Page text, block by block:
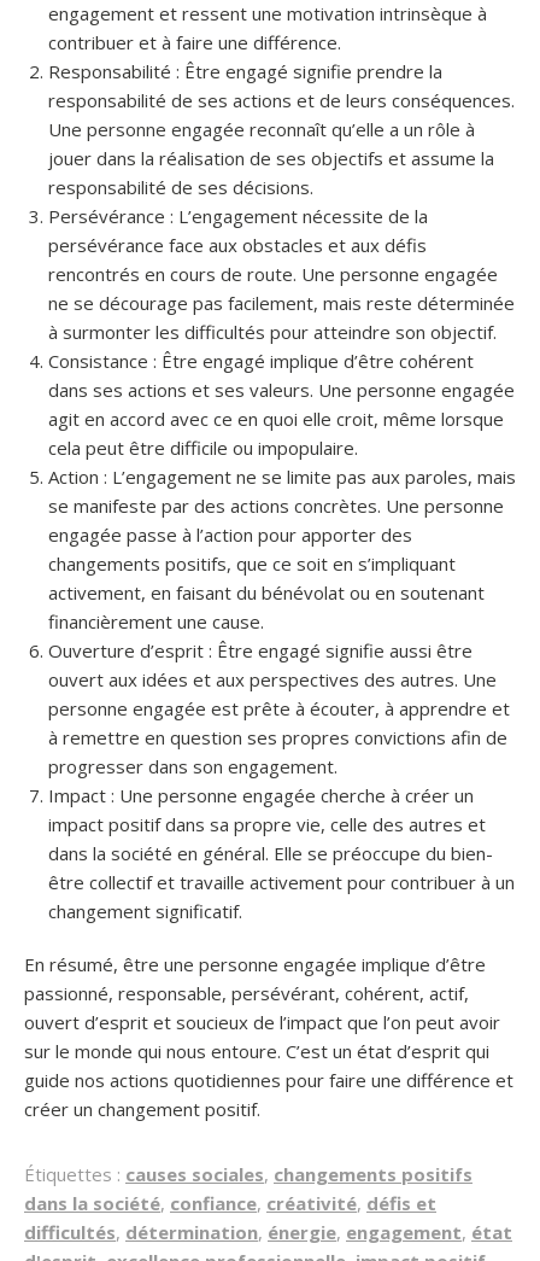
engagement et ressent une motivation intrinsèque à
contribuer et à faire une différence.
Responsabilité : Être engagé signifie prendre la
responsabilité de ses actions et de leurs conséquences.
Une personne engagée reconnaît qu’elle a un rôle à
jouer dans la réalisation de ses objectifs et assume la
responsabilité de ses décisions.
Persévérance : L’engagement nécessite de la
persévérance face aux obstacles et aux défis
rencontrés en cours de route. Une personne engagée
ne se décourage pas facilement, mais reste déterminée
à surmonter les difficultés pour atteindre son objectif.
Consistance : Être engagé implique d’être cohérent
dans ses actions et ses valeurs. Une personne engagée
agit en accord avec ce en quoi elle croit, même lorsque
cela peut être difficile ou impopulaire.
Action : L’engagement ne se limite pas aux paroles, mais
se manifeste par des actions concrètes. Une personne
engagée passe à l’action pour apporter des
changements positifs, que ce soit en s’impliquant
activement, en faisant du bénévolat ou en soutenant
financièrement une cause.
Ouverture d’esprit : Être engagé signifie aussi être
ouvert aux idées et aux perspectives des autres. Une
personne engagée est prête à écouter, à apprendre et
à remettre en question ses propres convictions afin de
progresser dans son engagement.
Impact : Une personne engagée cherche à créer un
impact positif dans sa propre vie, celle des autres et
dans la société en général. Elle se préoccupe du bien-
être collectif et travaille activement pour contribuer à un
changement significatif.
En résumé, être une personne engagée implique d’être
passionné, responsable, persévérant, cohérent, actif,
ouvert d’esprit et soucieux de l’impact que l’on peut avoir
sur le monde qui nous entoure. C’est un état d’esprit qui
guide nos actions quotidiennes pour faire une différence et
créer un changement positif.
Étiquettes : causes sociales, changements positifs
dans la société, confiance, créativité, défis et
difficultés, détermination, énergie, engagement, état